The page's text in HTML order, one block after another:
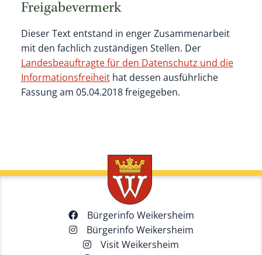
Freigabevermerk
Dieser Text entstand in enger Zusammenarbeit
mit den fachlich zuständigen Stellen. Der
Landesbeauftragte für den Datenschutz und die
Informationsfreiheithat dessen ausführliche
Fassung am 05.04.2018 freigegeben.
Bürgerinfo Weikersheim
Bürgerinfo Weikersheim
Visit Weikersheim